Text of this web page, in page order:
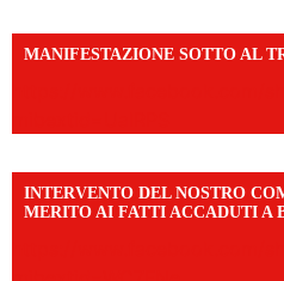
MANIFESTAZIONE SOTTO AL
INTERVENTO DEL NOSTRO
MERITO AI FATTI ACCADUTI A